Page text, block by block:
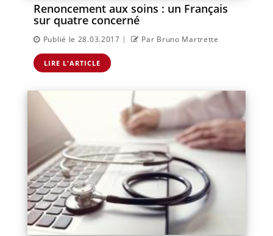
Renoncement aux soins : un Français
sur quatre concerné
Publié le 28.03.2017 | Par Bruno Martrette
LIRE L'ARTICLE